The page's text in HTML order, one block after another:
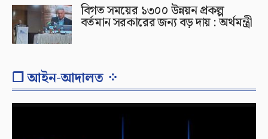
বিগত সময়ের ১৩০০ উন্নয়ন প্রকল্প
বর্তমান সরকারের জন্য বড় দায় : অর্থমন্ত্রী
❐ আইন-আদালত ⁘